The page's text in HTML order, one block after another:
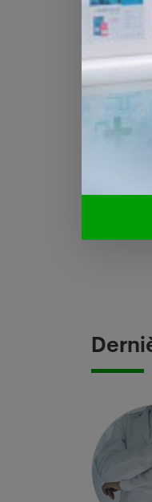
du système
son produit
"Un
"Ce
fédéral de
"Ce regard
nous